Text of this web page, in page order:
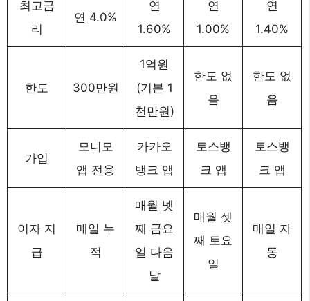
최고금
리
연 4.0%
연
1.60%
연
1.00%
연
1.40%
한도 300만원
1억원
(기본 1
천만원)
한도 없
음
한도 없
음
가입
모니모
앱 전용
카카오
뱅크 앱
토스뱅
크 앱
토스뱅
크 앱
이자 지
급
매일 누
적
매월 넷
째 금요
일 다음
날
매월 셋
째 토요
일
매일 자
동